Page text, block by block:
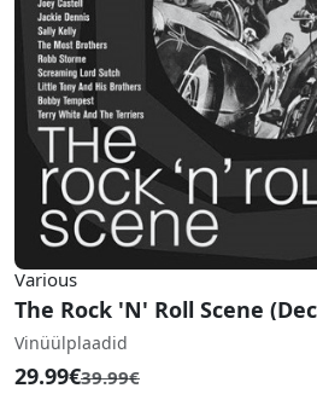
Various
Vinüülplaadid
29.99€39.99€